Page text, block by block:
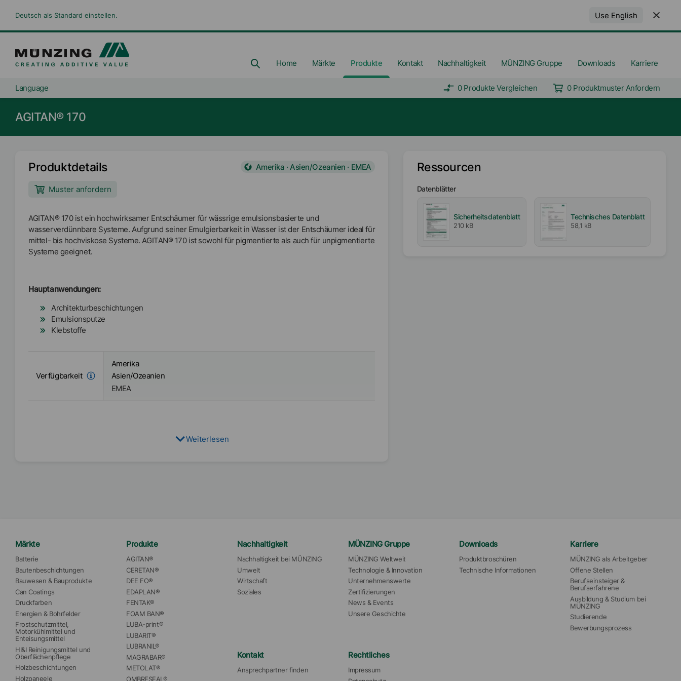
Deutsch als Standard einstellen. Use English
Home Märkte Produkte Kontakt Nachhaltigkeit MÜNZING Gruppe Downloads Karriere
Language 0 Produkte Vergleichen 0 Produktmuster Anfordern
AGITAN® 170
Amerika · Asien/Ozeanien · EMEA
Produktdetails
Muster anfordern
AGITAN® 170 ist ein hochwirksamer Entschäumer für wässrige emulsionsbasierte und
wasserverdünnbare Systeme. Aufgrund seiner Emulgierbarkeit in Wasser ist der Entschäumer ideal für
mittel- bis hochviskose Systeme. AGITAN® 170 ist sowohl für pigmentierte als auch für unpigmentierte
Systeme geeignet.
Hauptanwendungen:
Architekturbeschichtungen
Emulsionsputze
Klebstoffe
Verfügbarkeit
Amerika
Asien/Ozeanien
EMEA
Weiterlesen
Ressourcen
Datenblätter
Sicherheitsdatenblatt
210 kB
Technisches Datenblatt
58,1 kB
Märkte
Batterie
Bautenbeschichtungen
Bauwesen & Bauprodukte
Can Coatings
Druckfarben
Energien & Bohrfelder
Frostschutzmittel,
Motorkühlmittel und
Enteisungsmittel
HI&I Reinigungsmittel und
Oberflächenpflege
Holzbeschichtungen
Holzpaneele
Produkte
AGITAN®
CERETAN®
DEE FO®
EDAPLAN®
FENTAK®
FOAM BAN®
LUBA-print®
LUBARIT®
LUBRANIL®
MAGRABAR®
METOLAT®
OMBRESEAL®
Nachhaltigkeit
Nachhaltigkeit bei MÜNZING
Umwelt
Wirtschaft
Soziales
MÜNZING Gruppe
MÜNZING Weltweit
Technologie & Innovation
Unternehmenswerte
Zertifizierungen
News & Events
Unsere Geschichte
Downloads
Produktbroschüren
Technische Informationen
Karriere
MÜNZING als Arbeitgeber
Offene Stellen
Berufseinsteiger &
Berufserfahrene
Ausbildung & Studium bei
MÜNZING
Studierende
Bewerbungsprozess
Kontakt
Ansprechpartner finden
Rechtliches
Impressum